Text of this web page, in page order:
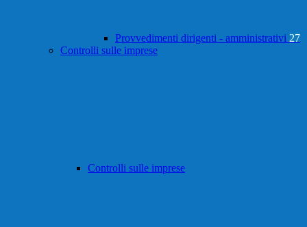
Provvedimenti dirigenti - amministrativi 27
Controlli sulle imprese
Controlli sulle imprese